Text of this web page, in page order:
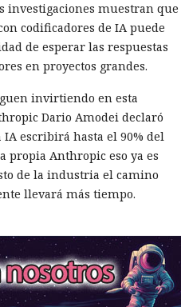
investigaciones muestran que
codificadores de IA puede
de esperar las respuestas
en proyectos grandes.
invirtiendo en esta
Dario Amodei declaró
escribirá hasta el 90% del
propia Anthropic eso ya es
de la industria el camino
llevará más tiempo.